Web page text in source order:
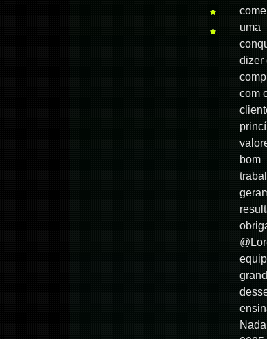
uma
dizer
com
bom